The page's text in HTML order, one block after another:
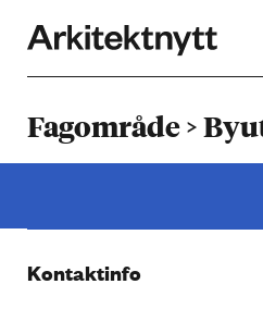
Fagområde >
Kontaktinfo